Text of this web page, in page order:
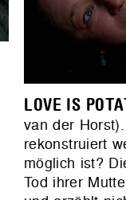
LOVE IS
van der
rekonstruiert
möglich ist?
Tod ihrer